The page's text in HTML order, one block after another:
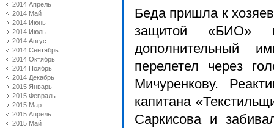
2014 Апрель
2014 Май
2014 Июнь
2014 Июль
2014 Август
2014 Сентябрь
2014 Октябрь
2014 Ноябрь
2014 Декабрь
2015 Январь
2015 Февраль
2015 Март
2015 Апрель
2015 Май
Беда пришла к
защитой «БИО»
дополнительный
перелетел через
Мичуренкову.
капитана
Саркисова и